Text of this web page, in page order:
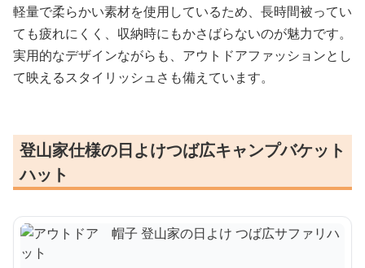
軽量で柔らかい素材を使用しているため、長時間被ってい
ても疲れにくく、収納時にもかさばらないのが魅力です。
実用的なデザインながらも、アウトドアファッションとし
て映えるスタイリッシュさも備えています。
登山家仕様の日よけつば広キャンプバケット
ハット